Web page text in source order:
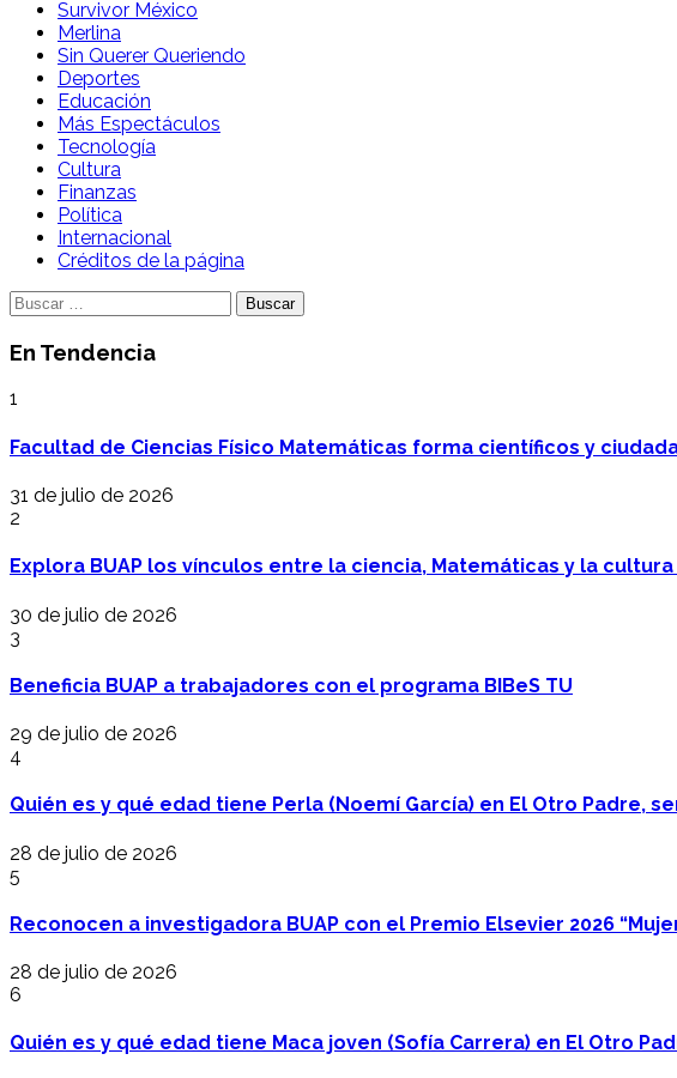
Survivor México
Merlina
Sin Querer Queriendo
Deportes
Educación
Más Espectáculos
Tecnología
Cultura
Finanzas
Política
Internacional
Créditos de la página
Buscar:
En Tendencia
1
Facultad de Ciencias Físico Matemáticas forma científicos y
31 de julio de 2026
2
Explora BUAP los vínculos entre la ciencia, Matemáticas y la
30 de julio de 2026
3
Beneficia BUAP a trabajadores con el programa BIBeS TU
29 de julio de 2026
4
Quién es y qué edad tiene Perla (Noemí García) en El Otro Padre,
28 de julio de 2026
5
Reconocen a investigadora BUAP con el Premio Elsevier 2026
28 de julio de 2026
6
Quién es y qué edad tiene Maca joven (Sofía Carrera) en El Otro